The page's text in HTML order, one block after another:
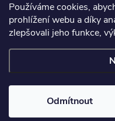
Používáme cookies,
prohlížení webu a díky
zlepšovali jeho funkce,
Odmítnout